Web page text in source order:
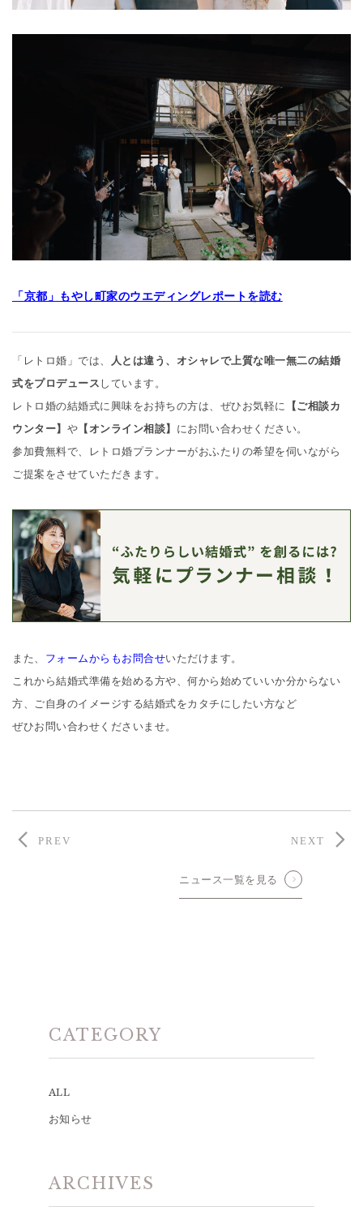
「京都」もやし町家のウエディングレポートを読む
「レトロ婚」では、 人とは違う、オシャレで上質な唯一無二の結婚
式をプロデュースしています。
レトロ婚の結婚式に興味をお持ちの方は、ぜひお気軽に 【ご相談カ
ウンター】 や 【オンライン相談】 にお問い合わせください。
参加費無料で、レトロ婚プランナーがおふたりの希望を伺いながら
ご提案をさせていただきます。
また、 フォームからもお問合せいただけます。
これから結婚式準備を始める方や、何から始めていいか分からない
方、ご自身のイメージする結婚式をカタチにしたい方など
ぜひお問い合わせくださいませ。
PREV NEXT
ニュース一覧を見る
CATEGORY
ALL
お知らせ
ARCHIVES